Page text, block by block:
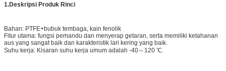
1.Deskripsi Produk Rinci
Bahan: PTFE+bubuk tembaga, kain fenolik
Fitur utama: fungsi pemandu dan menyerap getaran, serta memiliki ketahanan
aus yang sangat baik dan karakteristik lari kering yang baik.
Suhu kerja: Kisaran suhu kerja umum adalah -40～120 ℃.